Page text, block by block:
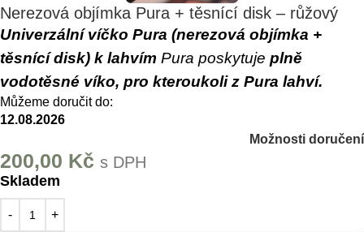
Nerezová objímka Pura + těsnící disk – růžový
Univerzální víčko Pura (nerezová objímka +
těsnící disk) k lahvím Pura poskytuje plně
vodotěsné víko, pro kteroukoli z Pura lahví.
Můžeme doručit do:
12.08.2026
Možnosti doručení
200,00 Kč s DPH
Skladem